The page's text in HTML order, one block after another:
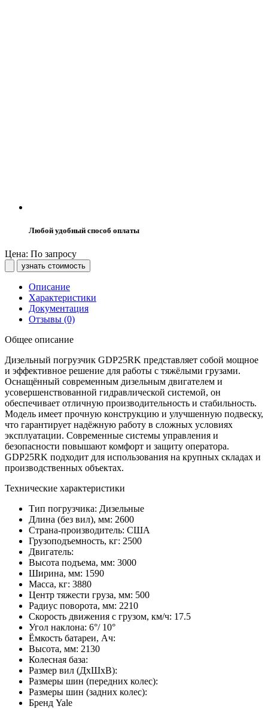
Любой удобный способ оплаты
Цена: По запросу
узнать стоимость
Описание
Характеристики
Документация
Отзывы (0)
Общее описание
Дизельный погрузчик GDP25RK представляет собой мощное
и эффективное решение для работы с тяжёлыми грузами.
Оснащённый современным дизельным двигателем и
усовершенствованной гидравлической системой, он
обеспечивает отличную производительность и стабильность.
Модель имеет прочную конструкцию и улучшенную подвеску,
что гарантирует надёжную работу в сложных условиях
эксплуатации. Современные системы управления и
безопасности повышают комфорт и защиту оператора.
GDP25RK подходит для использования на крупных складах и
производственных объектах.
Технические характеристики
Тип погрузчика: Дизельные
Длина (без вил), мм: 2600
Страна-производитель: США
Грузоподъемность, кг: 2500
Двигатель:
Высота подъема, мм: 3000
Ширина, мм: 1590
Масса, кг: 3880
Центр тяжести груза, мм: 500
Радиус поворота, мм: 2210
Скорость движения с грузом, км/ч: 17.5
Угол наклона: 6°/ 10°
Ёмкость батареи, Ач:
Высота, мм: 2130
Колесная база:
Размер вил (ДхШхВ):
Размеры шин (передних колес):
Размеры шин (задних колес):
Бренд Yale